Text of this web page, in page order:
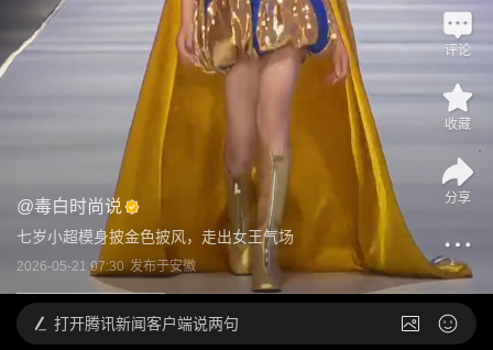
@毒白时尚说
七岁小超模身披金色披风，走出女王气场
2026-05-21 07:30 发布于安徽
评论
收藏
分享
打开腾讯新闻客户端说两句